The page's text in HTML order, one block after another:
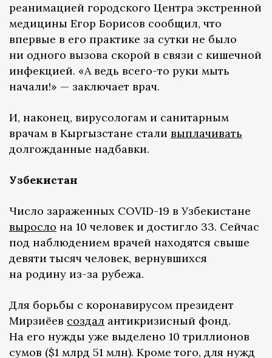
реанимацией городского Центра экстренной
медицины Егор Борисов сообщил, что
впервые в его практике за сутки не было
ни одного вызова скорой в связи с кишечной
инфекцией. «А ведь всего-то руки мыть
начали!» — заключает врач.
И, наконец, вирусологам и санитарным
врачам в Кыргызстане стали выплачивать
долгожданные надбавки.
Узбекистан
Число зараженных COVID-19 в Узбекистане
выросло на 10 человек и достигло 33. Сейчас
под наблюдением врачей находятся свыше
девяти тысяч человек, вернувшихся
на родину из-за рубежа.
Для борьбы с коронавирусом президент
Мирзиёев создал антикризисный фонд.
На его нужды уже выделено 10 триллионов
сумов ($1 млрд 51 млн). Кроме того, для нужд